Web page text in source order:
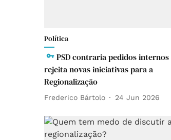
Política
PSD contraria pedidos internos
rejeita novas iniciativas para a
Regionalização
Frederico Bártolo 24 Jun 2026